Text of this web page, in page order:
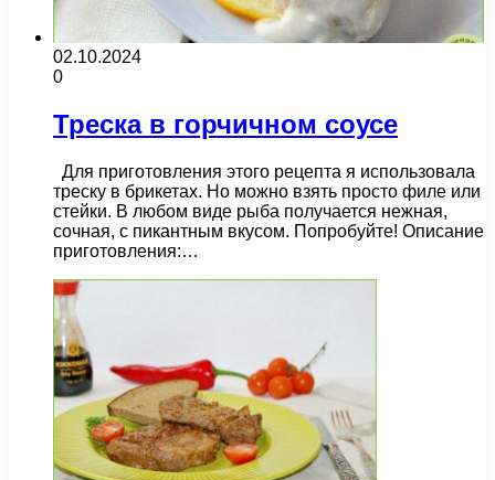
02.10.2024
0
Треска в горчичном соусе
Для приготовления этого рецепта я использовала
треску в брикетах. Но можно взять просто филе или
стейки. В любом виде рыба получается нежная,
сочная, с пикантным вкусом. Попробуйте! Описание
приготовления:…